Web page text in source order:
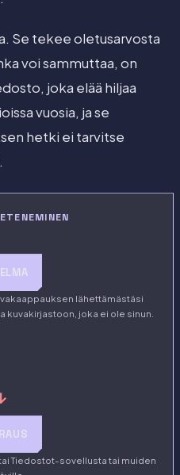
Se tekee oletusarvosta
voi sammuttaa, on
joka elää hiljaa
vuosia, ja se
hetki ei tarvitse
lähettämästäsi
kuvakirjastoon, joka ei ole sinun.
Tiedostot-sovellusta tai muiden